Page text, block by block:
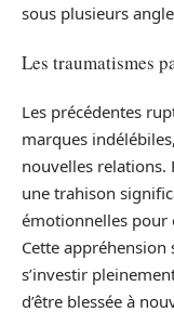
sous plusieurs
Les traumatismes
Les précédentes
marques
nouvelles relations.
une trahison
émotionnelles pour
Cette
s’investir
d’être blessée à